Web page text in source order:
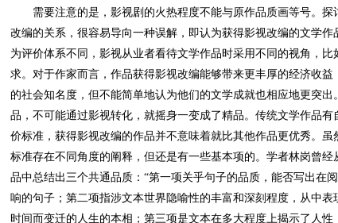
需要注意的是，影视剧的火热程度不能与原作品质画等号。探
改编的关系，很容易导向一种误解，即认为获得影视改编的文学作
为评价体系不同，影视从业者看待文学作品时采用不同的视角，比
求。对于作家而言，作品获得影视改编能够带来更丰厚的经济收益
的社会知名度，但不能简单地认为他们的文学成就也相应地更突出
品，不可能通过影视转化，就摇身一变成了精品。传统文学作品有
价标准，获得影视改编的作品并不意味着就比其他作品更优秀。虽
标准存在不同角度的阐释，但还是有一些基本项的。学者林岗曾经
品中总结出三个共通品质：“第一项关乎句子的品质，能否写出在
响的句子；第二项指涉文本世界隐喻性的丰富和深刻程度，从中表
时间而变迁的人生的本相；第三项是文本在多大程度上揭示了人性